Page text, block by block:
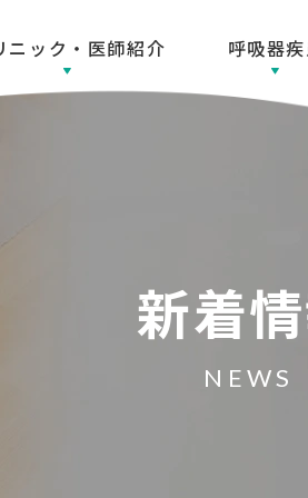
ニック・医師紹介 呼吸器
新着
NEWS